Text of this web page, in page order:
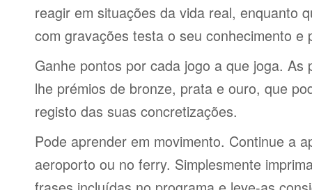
reagir em situações da vida real, enquanto
com gravações testa o seu conhecimento e
Ganhe pontos por cada jogo a que joga. As
lhe prémios de bronze, prata e ouro, que
registo das suas concretizações.
Pode aprender em movimento. Continue a
aeroporto ou no ferry. Simplesmente